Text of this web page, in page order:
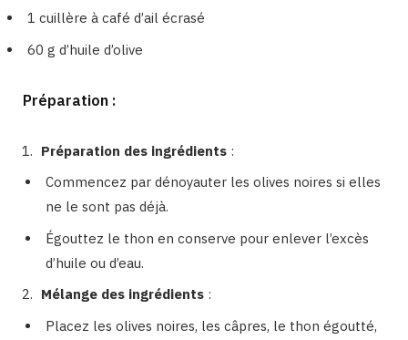
1 cuillère à café d’ail écrasé
60 g d’huile d’olive
Préparation :
Préparation des ingrédients :
Commencez par dénoyauter les olives noires si elles
ne le sont pas déjà.
Égouttez le thon en conserve pour enlever l’excès
d’huile ou d’eau.
Mélange des ingrédients :
Placez les olives noires, les câpres, le thon égoutté,